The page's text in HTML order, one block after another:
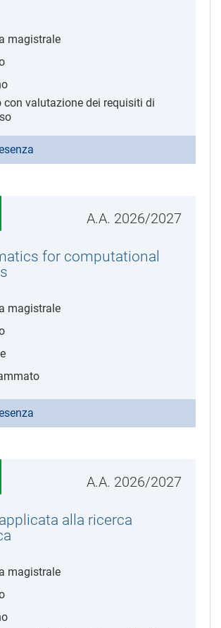
magistrale
con valutazione dei requisiti di
A.A. 2026/2027
for computational
magistrale
A.A. 2026/2027
alla ricerca
magistrale